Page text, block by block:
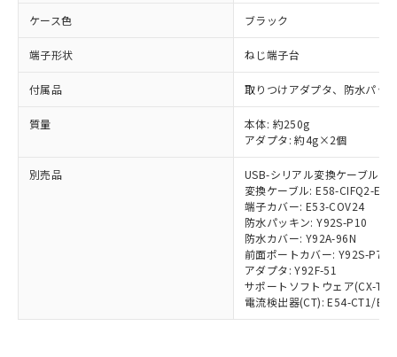
ケース色 ブラック
端子形状 ねじ端子台
付属品 取りつけアダプタ、防水パッ
質量
本体: 約250g
アダプタ: 約4g×2個
別売品
USB-シリアル変換ケーブル:
変換ケーブル: E58-CIFQ2-E
端子カバー: E53-COV24
防水パッキン: Y92S-P10
防水カバー: Y92A-96N
前面ポートカバー: Y92S-P7
アダプタ: Y92F-51
サポートソフトウェア(CX-
電流検出器(CT): E54-CT1/
以下の条件をお読みいただき、同意のうえ
本サービスは、当社制御機器事業取扱
商品の当社在庫状況および標準価格
(税抜)を提供させていただくもので
当社制御機器事業取扱商品の中には、
本サービスの対象外となる商品もある
対応済み：EU RoHS指令（10物質）の
非含有に対応した製品が提供可能な商品で
対応予定：EU RoHS指令（10物質）の非含
有に対応した製品に切り替える予定のある
対応予定なし：EU RoHS指令（10物質）の
非含有に非対応の商品で、対応品を出す予
調査・確認中：EU RoHS指令（10物質）の
非含有の対応状況を調査中または確認中の
非該当品：ライセンス料など無形物で、有
害物質有無と関係のない商品です。
仕入先様の事情により、非含有部品として
いたものが、含有品と判明した場合などや
「○」：最大均質材料含有率が中国RoHSの
基準値以下であることを示します。
「×」：最大均質材料含有率が中国RoHSの
基準値を超えていることを示します。
当社は、これら貴社製品のうち、外国